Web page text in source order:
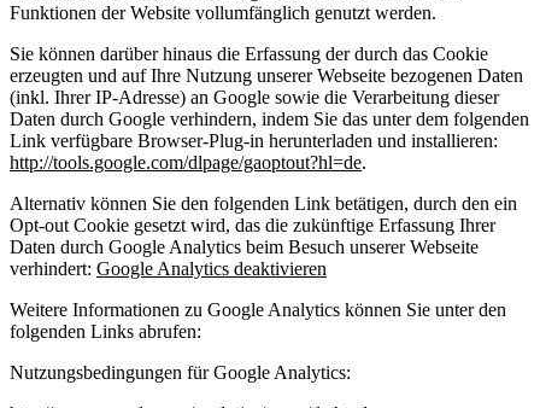
Funktionen der Website vollumfänglich genutzt werden.
Sie können darüber hinaus die Erfassung der durch das Cookie
erzeugten und auf Ihre Nutzung unserer Webseite bezogenen Daten
(inkl. Ihrer IP-Adresse) an Google sowie die Verarbeitung dieser
Daten durch Google verhindern, indem Sie das unter dem folgenden
Link verfügbare Browser-Plug-in herunterladen und installieren:
http://tools.google.com/dlpage/gaoptout?hl=de.
Alternativ können Sie den folgenden Link betätigen, durch den ein
Opt-out Cookie gesetzt wird, das die zukünftige Erfassung Ihrer
Daten durch Google Analytics beim Besuch unserer Webseite
verhindert: Google Analytics deaktivieren
Weitere Informationen zu Google Analytics können Sie unter den
folgenden Links abrufen:
Nutzungsbedingungen für Google Analytics: